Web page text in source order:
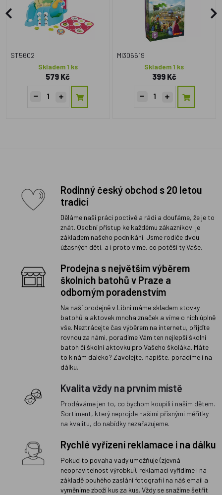
ST5602
Skladem 1 ks
579 Kč
MI306619
Skladem 1 ks
399 Kč
Rodinný český obchod s 20 letou
tradicí
Děláme naši práci poctivě a rádi a doufáme, že je to
znát. Osobní přístup ke každému zákazníkovi je
základem našeho podnikání. Jsme rodiče dvou
úžasných dětí, a i proto víme, co potěší ty Vaše.
Prodejna s největším výběrem
školních batohů v Praze a
odborným poradenstvím
Na naší prodejně v Libni máme skladem stovky
batohů a aktovek mnoha značek a víme o nich úplně
vše. Neztrácejte čas výběrem na internetu, přijďte
rovnou za námi, poradíme Vám ten nejlepší školní
batoh či školní aktovku pro Vašeho školáka. Máte
to k nám daleko? Zavolejte, napište, poradíme i na
dálku.
Kvalita vždy na prvním místě
Prodáváme jen to, co bychom koupili i našim dětem.
Sortiment, který neprojde našimi přísnými měřítky
na kvalitu, do nabídky nezařazujeme.
Rychlé vyřízení reklamace i na dálku
Pokud to povaha vady umožňuje (zjevná
neopravitelnost výrobku), reklamaci vyřídíme i na
základě pouhého zaslání fotografií na náš email a
vyměníme zboží kus za kus. Vždy se snažíme šetřit